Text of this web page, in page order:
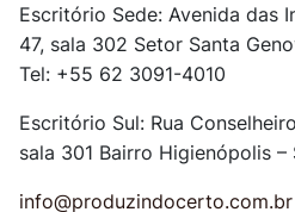
Escritório Sede: Avenida das
47, sala 302 Setor Santa
Tel: +55 62 3091-4010
Escritório Sul: Rua
sala 301 Bairro Higienópolis –
info@produzindocerto.com.br